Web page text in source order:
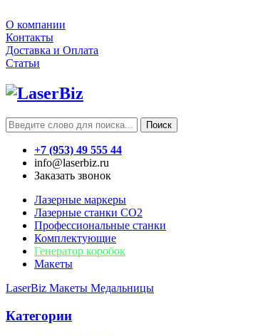
О компании
Контакты
Доставка и Оплата
Статьи
Поиск
+7 (953) 49 555 44
info@laserbiz.ru
Заказать звонок
Лазерные маркеры
Лазерные станки CO2
Профессиональные станки
Комплектующие
Генератор коробок
Макеты
LaserBiz Макеты Медальницы
Категории